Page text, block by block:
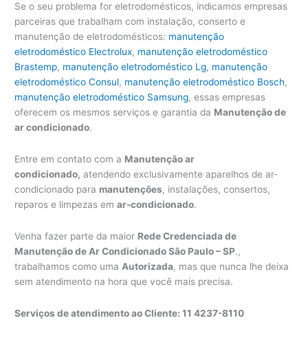
Se o seu problema for eletrodomésticos, indicamos empresas
parceiras que trabalham com instalação, conserto e
manutenção de eletrodomésticos: manutenção
eletrodoméstico Electrolux, manutenção eletrodoméstico
Brastemp, manutenção eletrodoméstico Lg, manutenção
eletrodoméstico Consul, manutenção eletrodoméstico Bosch,
manutenção eletrodoméstico Samsung, essas empresas
oferecem os mesmos serviços e garantia da Manutenção de
ar condicionado.
Entre em contato com a Manutenção ar
condicionado, atendendo exclusivamente aparelhos de ar-
condicionado para manutenções, instalações, consertos,
reparos e limpezas emar-condicionado.
Venha fazer parte da maior Rede Credenciada de
Manutenção de Ar Condicionado São Paulo – SP.,
trabalhamos como uma Autorizada, mas que nunca lhe deixa
sem atendimento na hora que você mais precisa.
Serviços de atendimento ao Cliente: 11 4237-8110